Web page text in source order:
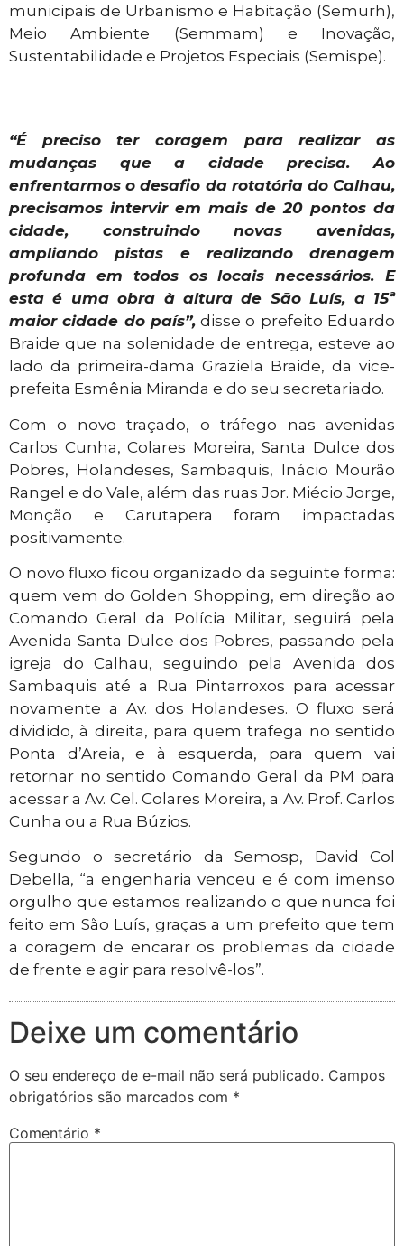
municipais de Urbanismo e Habitação (Semurh),
Meio Ambiente (Semmam) e Inovação,
Sustentabilidade e Projetos Especiais (Semispe).
“É preciso ter coragem para realizar as
mudanças que a cidade precisa. Ao
enfrentarmos o desafio da rotatória do Calhau,
precisamos intervir em mais de 20 pontos da
cidade, construindo novas avenidas,
ampliando pistas e realizando drenagem
profunda em todos os locais necessários. E
esta é uma obra à altura de São Luís, a 15ª
maior cidade do país”,disse o prefeito Eduardo
Braide que na solenidade de entrega, esteve ao
lado da primeira-dama Graziela Braide, da vice-
prefeita Esmênia Miranda e do seu secretariado.
Com o novo traçado, o tráfego nas avenidas
Carlos Cunha, Colares Moreira, Santa Dulce dos
Pobres, Holandeses, Sambaquis, Inácio Mourão
Rangel e do Vale, além das ruas Jor. Miécio Jorge,
Monção e Carutapera foram impactadas
positivamente.
O novo fluxo ficou organizado da seguinte forma:
quem vem do Golden Shopping, em direção ao
Comando Geral da Polícia Militar, seguirá pela
Avenida Santa Dulce dos Pobres, passando pela
igreja do Calhau, seguindo pela Avenida dos
Sambaquis até a Rua Pintarroxos para acessar
novamente a Av. dos Holandeses. O fluxo será
dividido, à direita, para quem trafega no sentido
Ponta d’Areia, e à esquerda, para quem vai
retornar no sentido Comando Geral da PM para
acessar a Av. Cel. Colares Moreira, a Av. Prof. Carlos
Cunha ou a Rua Búzios.
Segundo o secretário da Semosp, David Col
Debella, “a engenharia venceu e é com imenso
orgulho que estamos realizando o que nunca foi
feito em São Luís, graças a um prefeito que tem
a coragem de encarar os problemas da cidade
de frente e agir para resolvê-los”.
Deixe um comentário
O seu endereço de e-mail não será publicado. Campos
obrigatórios são marcados com *
Comentário *